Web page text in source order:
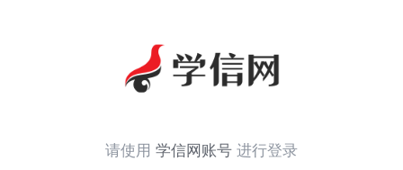
请使用 学信网账号 进行登录